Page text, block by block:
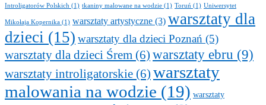
Introligatorów Polskich (1) tkaniny malowane na wodzie (1) Toruń (1) Uniwersytet
Mikołaja Kopernika (1) warsztaty artystyczne (3) warsztaty dla
dzieci (15) warsztaty dla dzieci Poznań (5)
warsztaty dla dzieci Śrem (6) warsztaty ebru (9)
warsztaty introligatorskie (6) warsztaty
malowania na wodzie (19) warsztaty